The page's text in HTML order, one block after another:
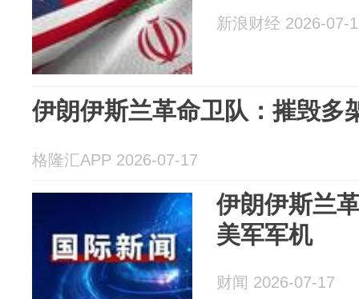
新浪财经 2026-07-
伊朗伊斯兰革命卫队：摧毁多
格隆汇APP 2026-07-17
伊朗伊斯兰
美军军机
财闻 2026-07-17